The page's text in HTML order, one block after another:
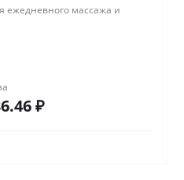
ежедневного массажа и
₽